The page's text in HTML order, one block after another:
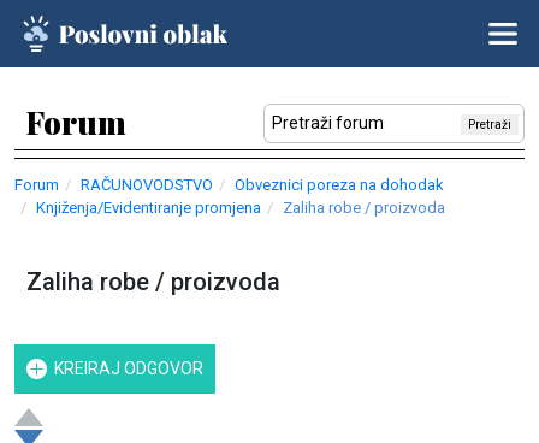
Forum Pretraži
Forum RAČUNOVODSTVO
Obveznici poreza na dohodak
Knjiženja/Evidentiranje promjena
Zaliha robe / proizvoda
Zaliha robe / proizvoda
KREIRAJ ODGOVOR